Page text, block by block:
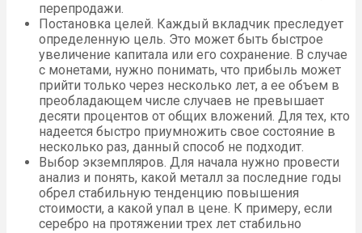
перепродажи.
Постановка целей. Каждый вкладчик преследует
определенную цель. Это может быть быстрое
увеличение капитала или его сохранение. В случае
с монетами, нужно понимать, что прибыль может
прийти только через несколько лет, а ее объем в
преобладающем числе случаев не превышает
десяти процентов от общих вложений. Для тех, кто
надеется быстро приумножить свое состояние в
несколько раз, данный способ не подходит.
Выбор экземпляров. Для начала нужно провести
анализ и понять, какой металл за последние годы
обрел стабильную тенденцию повышения
стоимости, а какой упал в цене. К примеру, если
серебро на протяжении трех лет стабильно